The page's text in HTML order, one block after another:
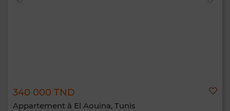
340 000 TND
Appartement à El Aouina, Tunis